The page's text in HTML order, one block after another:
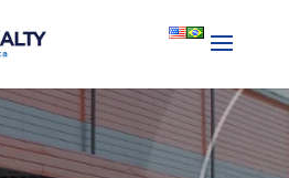
English
Português